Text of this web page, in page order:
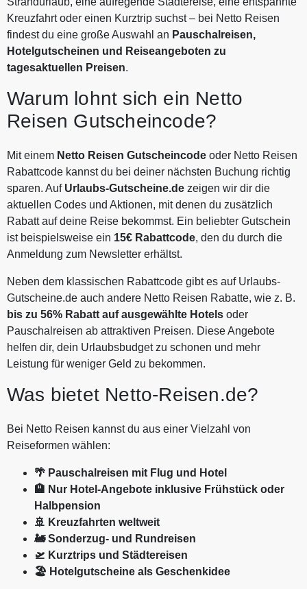
Buchungsprozess nicht akzeptiert.
Keine Anwendung auf
Stornierungsgebühren. Bei
abgesagten Reisen besteht kein
Anspruch auf den Gutschein.
Kreuzfahrt oder einen Kurztrip suchst – bei Netto Reisen
findest du eine große Auswahl an Pauschalreisen,
Hotelgutscheinen und Reiseangeboten zu
tagesaktuellen Preisen.
Warum lohnt sich ein Netto
Reisen Gutscheincode?
Mit einem Netto Reisen Gutscheincode oder Netto Reisen
Rabattcode kannst du bei deiner nächsten Buchung richtig
sparen. Auf Urlaubs-Gutscheine.de zeigen wir dir die
aktuellen Codes und Aktionen, mit denen du zusätzlich
Rabatt auf deine Reise bekommst. Ein beliebter Gutschein
ist beispielsweise ein 15€ Rabattcode, den du durch die
Anmeldung zum Newsletter erhältst.
Neben dem klassischen Rabattcode gibt es auf Urlaubs-
Gutscheine.de auch andere Netto Reisen Rabatte, wie z. B.
bis zu 56% Rabatt auf ausgewählte Hotels oder
Pauschalreisen ab attraktiven Preisen. Diese Angebote
helfen dir, dein Urlaubsbudget zu schonen und mehr
Leistung für weniger Geld zu bekommen.
Was bietet Netto-Reisen.de?
Bei Netto Reisen kannst du aus einer Vielzahl von
Reiseformen wählen:
🌴 Pauschalreisen mit Flug und Hotel
🏨 Nur Hotel-Angebote inklusive Frühstück oder
Halbpension
🚢 Kreuzfahrten weltweit
🚂 Sonderzug- und Rundreisen
🛫 Kurztrips und Städtereisen
🏖️ Hotelgutscheine als Geschenkidee